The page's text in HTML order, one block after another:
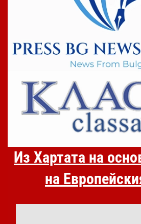
Из Хартата на
на